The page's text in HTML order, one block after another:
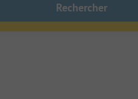
Rechercher